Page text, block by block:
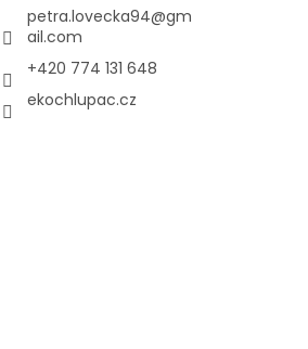
petra.lovecka94@gm
ail.com
+420 774 131 648
ekochlupac.cz